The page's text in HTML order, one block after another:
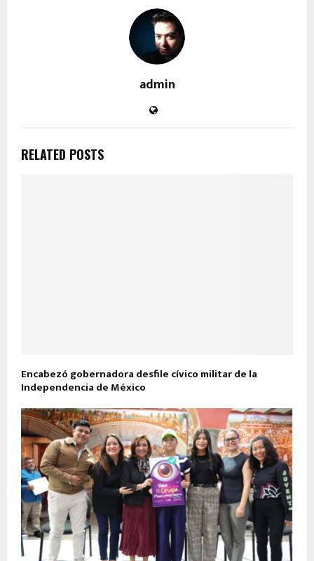
admin
RELATED POSTS
Encabezó gobernadora desfile cívico militar de la
Independencia de México